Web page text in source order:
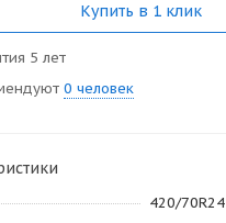
Купить в 1 клик
5 лет
0 человек
420/70R24